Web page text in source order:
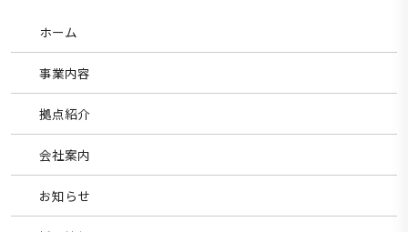
ホーム
事業内容
拠点紹介
会社案内
お知らせ